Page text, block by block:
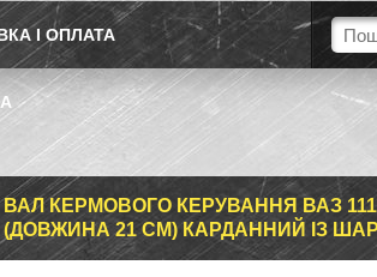
І ОПЛАТА
ВАЛ КЕРМОВОГО КЕРУВАННЯ ВАЗ
(ДОВЖИНА 21 СМ) КАРДАННИЙ ІЗ